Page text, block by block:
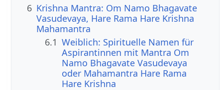
6 Krishna Mantra: Om Namo Bhagavate
Vasudevaya, Hare Rama Hare Krishna
Mahamantra
6.1 Weiblich: Spirituelle Namen für
Aspirantinnen mit Mantra Om
Namo Bhagavate Vasudevaya
oder Mahamantra Hare Rama
Hare Krishna